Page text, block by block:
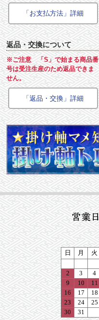
「お支払方法」詳細
返品・交換について
※ご注意 「S」で始まる商品番
号は受注生産のため返品できま
せん。
「返品・交換」詳細